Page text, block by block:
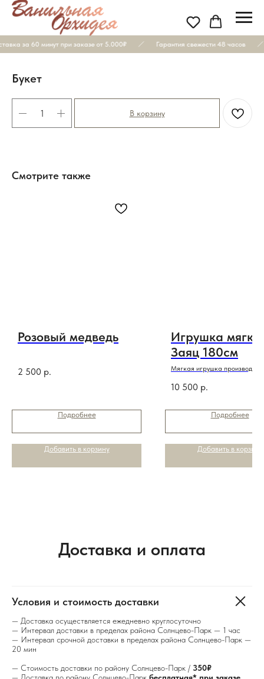
за 60 минут при заказе от 5.000₽ Гарантия свежести 48 часов
Букет
В корзину
Смотрите также
Розовый медведь
2 500 р.
Подробнее
Добавить в корзину
Игрушка
Заяц 180см
Мягкая игрушка
10 500 р.
Подробнее
Добавить в корзину
Доставка и оплата
Условия и стоимость доставки
— Доставка осуществляется ежедневно круглосуточно
— Интервал доставки в пределах района Солнцево-Парк — 1 час
— Интервал срочной доставки в пределах района Солнцево-Парк —
20 мин
— Стоимость доставки по району Солнцево-Парк / 350₽